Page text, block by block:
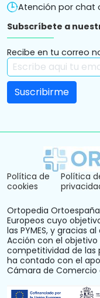
Atención por chat
Subscríbete a
Recibe en tu correo
Política de
cookies
Política
Ortopedia
Europeos cuyo
las PYMES, y gracias
Acción con el
competitividad de las
ha contado con el
Cámara de Comercio